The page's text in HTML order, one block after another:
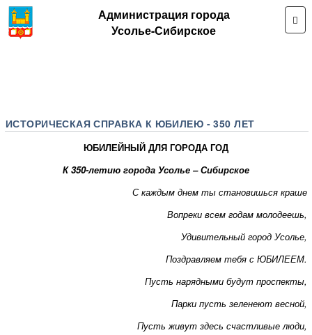
Администрация города
Усолье-Сибирское
ИСТОРИЧЕСКАЯ СПРАВКА К ЮБИЛЕЮ - 350 ЛЕТ
ЮБИЛЕЙНЫЙ ДЛЯ ГОРОДА ГОД
К 350-летию города Усолье – Сибирское
С каждым днем ты становишься краше
Вопреки всем годам молодеешь,
Удивительный город Усолье,
Поздравляем тебя с ЮБИЛЕЕМ.
Пусть нарядными будут проспекты,
Парки пусть зеленеют весной,
Пусть живут здесь счастливые люди,